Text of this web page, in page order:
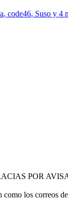
, code46, Suso y 4
POR
como los correos